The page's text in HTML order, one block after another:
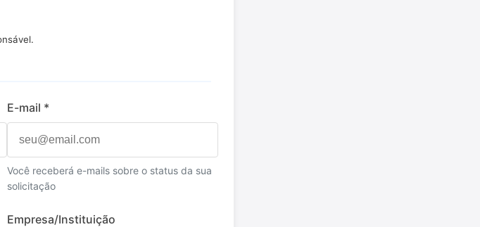
E-mail *
Você receberá e-mails sobre o status da sua
solicitação
Empresa/Instituição